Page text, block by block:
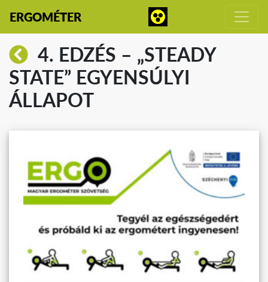
ERGOMÉTER
4. EDZÉS – „STEADY
STATE” EGYENSÚLYI
ÁLLAPOT